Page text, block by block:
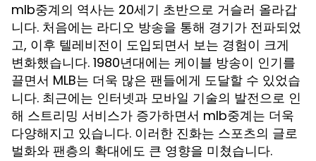
mlb중계의 역사는 20세기 초반으로 거슬러 올라갑
니다. 처음에는 라디오 방송을 통해 경기가 전파되었
고, 이후 텔레비전이 도입되면서 보는 경험이 크게
변화했습니다. 1980년대에는 케이블 방송이 인기를
끌면서 MLB는 더욱 많은 팬들에게 도달할 수 있었습
니다. 최근에는 인터넷과 모바일 기술의 발전으로 인
해 스트리밍 서비스가 증가하면서 mlb중계는 더욱
다양해지고 있습니다. 이러한 진화는 스포츠의 글로
벌화와 팬층의 확대에도 큰 영향을 미쳤습니다.